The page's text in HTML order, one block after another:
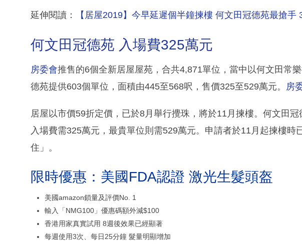
延伸閱讀： 【居屋2019】今早延遲個半鐘揀樓 何文田冠德苑最搶手
何文田冠德苑 入場費325萬元
房委會推售的6個全新居屋屋苑，合共4,871單位，當中以何文田常
德苑提供603個單位，面積由445至568呎，售價325至529萬元。 房
居屋以市價59折定價，已於8月舉行攪珠，將於11月揀樓。何文田冠
入場費需325萬元，最貴單位則需529萬元。申請者於11月起揀樓時
住」。
限時優惠：美國FDA認證 激光生髮頭盔
美國amazon鎖量及評價No. 1
輸入「NMG100」優惠碼額外減$100
香港用家真實試用 8週後效果已經顯著
每週使用3次、每日25分鐘 髮量明顯增加